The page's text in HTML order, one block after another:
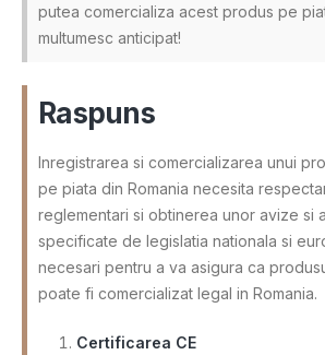
putea comercializa acest produs pe
multumesc anticipat!
Raspuns
Inregistrarea si comercializarea unui
pe piata din Romania necesita
reglementari si obtinerea unor avize si
specificate de legislatia nationala si
necesari pentru a va asigura ca
poate fi comercializat legal in Romania.
Certificarea CE